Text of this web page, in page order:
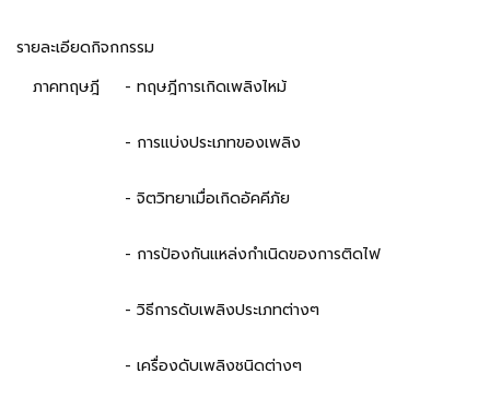
รายละเอียดกิจกกรรม
ภาคทฤษฎี
- ทฤษฎีการเกิดเพลิงไหม้
- การแบ่งประเภทของเพลิง
- จิตวิทยาเมื่อเกิดอัคคีภัย
- การป้องกันแหล่งกำเนิดของการติดไฟ
- วิธีการดับเพลิงประเภทต่างๆ
- เครื่องดับเพลิงชนิดต่างๆ